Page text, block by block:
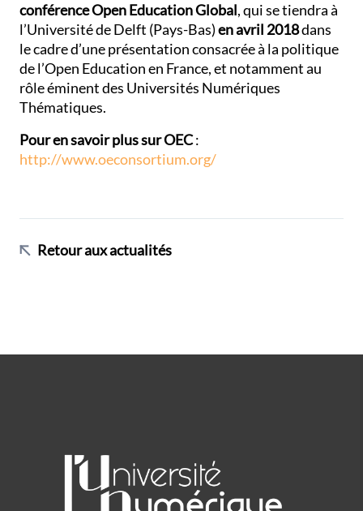
conférence Open Education Global, qui se tiendra à
l’Université de Delft (Pays-Bas)en avril 2018dans
le cadre d’une présentation consacrée à la politique
de l’Open Education en France, et notamment au
rôle éminent des Universités Numériques
Thématiques.
Pour en savoir plus sur OEC:
http://www.oeconsortium.org/
Retour aux actualités